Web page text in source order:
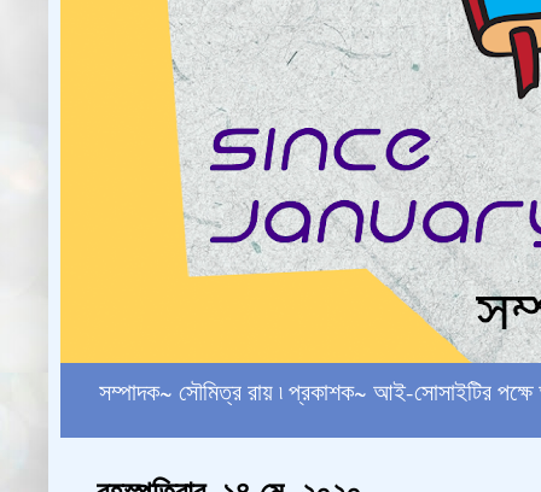
সম্পাদক~ সৌমিত্র রায় ৷ প্রকাশক~ আই-সোসাইটির